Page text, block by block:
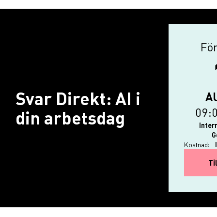
Svar Direkt: AI i
din arbetsdag
Kostnad: